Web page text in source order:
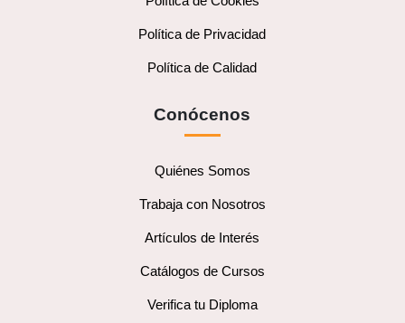
Política de Privacidad
Política de Calidad
Conócenos
Quiénes Somos
Trabaja con Nosotros
Artículos de Interés
Catálogos de Cursos
Verifica tu Diploma